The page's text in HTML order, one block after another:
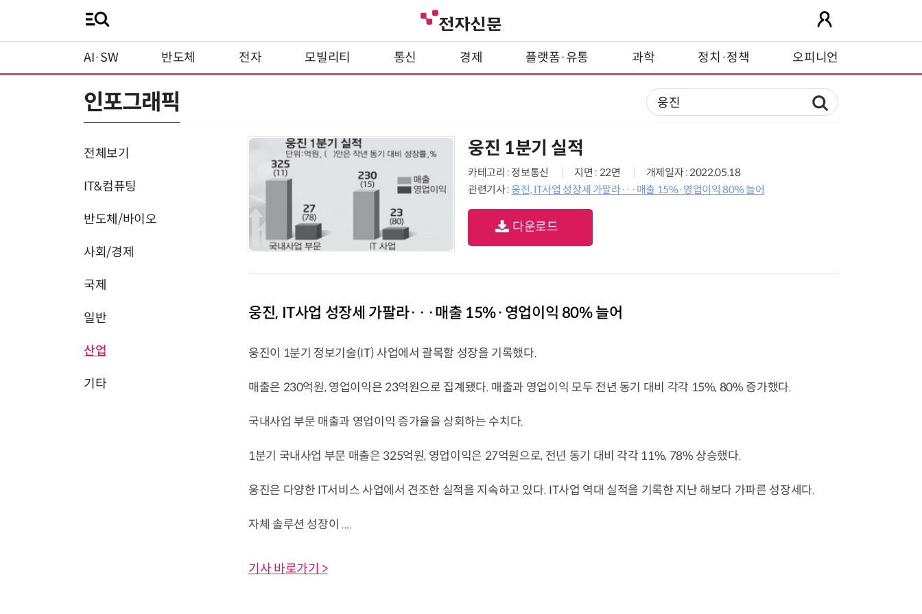
AI·SW 반도체 전자 모빌리티 통신 경제 플랫폼·유통 과학 정치·정책 오피니언
인포그래픽
전체보기
IT&컴퓨팅
반도체/바이오
사회/경제
국제
일반
산업
기타
웅진 1분기 실적
카테고리 : 정보통신 지면 : 22면
개제일자 : 2022.05.18
관련기사 :웅진, IT사업 성장세 가팔라···매출 15%·영업이익 80% 늘어
다운로드
웅진, IT사업 성장세 가팔라···매출 15%·영업이익 80% 늘어
웅진이 1분기 정보기술(IT) 사업에서 괄목할 성장을 기록했다.
매출은 230억원, 영업이익은 23억원으로 집계됐다. 매출과 영업이익 모두 전년 동기 대비 각각 15%, 80% 증가했다.
국내사업 부문 매출과 영업이익 증가율을 상회하는 수치다.
1분기 국내사업 부문 매출은 325억원, 영업이익은 27억원으로, 전년 동기 대비 각각 11%, 78% 상승했다.
웅진은 다양한 IT서비스 사업에서 견조한 실적을 지속하고 있다. IT사업 역대 실적을 기록한 지난 해보다 가파른 성장세다.
자체 솔루션 성장이 ....
기사 바로가기 >